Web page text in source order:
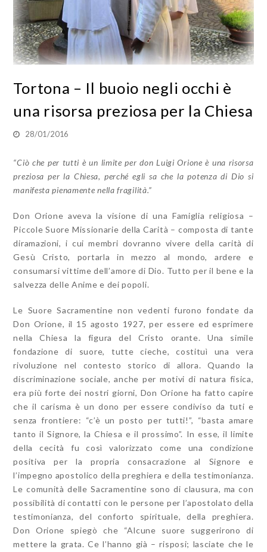
Tortona – Il buoio negli occhi è
una risorsa preziosa per la Chiesa
28/01/2016
“Ciò che per tutti è un limite per don Luigi Orione è una risorsa
preziosa per la Chiesa, perché egli sa che la potenza di Dio si
manifesta pienamente nella fragilità.”
Don Orione aveva la visione di una Famiglia religiosa –
Piccole Suore Missionarie della Carità – composta di tante
diramazioni, i cui membri dovranno vivere della carità di
Gesù Cristo, portarla in mezzo al mondo, ardere e
consumarsi vittime dell’amore di Dio. Tutto per il bene e la
salvezza delle Anime e dei popoli.
Le Suore Sacramentine non vedenti furono fondate da
Don Orione, il 15 agosto 1927, per essere ed esprimere
nella Chiesa la figura del Cristo orante. Una simile
fondazione di suore, tutte cieche, costituì una vera
rivoluzione nel contesto storico di allora. Quando la
discriminazione sociale, anche per motivi di natura fisica,
era più forte dei nostri giorni, Don Orione ha fatto capire
che il carisma è un dono per essere condiviso da tuti e
senza frontiere: “c’è un posto per tutti!”, “basta amare
tanto il Signore, la Chiesa e il prossimo”. In esse, il limite
della cecità fu così valorizzato come una condizione
positiva per la propria consacrazione al Signore e
l’impegno apostolico della preghiera e della testimonianza.
Le comunità delle Sacramentine sono di clausura, ma con
possibilità di contatti con le persone per l’apostolato della
testimonianza, del conforto spirituale, della preghiera.
Don Orione spiegò che “Alcune suore suggerirono di
mettere la grata. Ce l’hanno già – risposi; lasciate che le